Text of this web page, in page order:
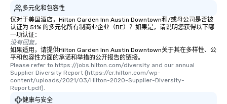
多元化和包容性
仅对于美国酒店，Hilton Garden Inn Austin Downtown和/或母公司是否被
认证为 51% 的多元化所有制商业企业（BE）？如果是，请说明您获得以下哪
一项认证：
没有回复。
如果适用，请提供Hilton Garden Inn Austin Downtown关于其在多样性、公
平和包容性方面的承诺和举措的公开报告的链接。
Please refer to https://jobs.hilton.com/diversity and our annual
Supplier Diversity Report (https://cr.hilton.com/wp-
content/uploads/2021/03/Hilton-2020-Supplier-Diversity-
Report.pdf).
健康与安全